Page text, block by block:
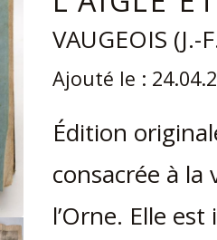
VAUGEOIS (J.-
Ajouté le :
Édition
consacrée à la
l’Orne. Elle